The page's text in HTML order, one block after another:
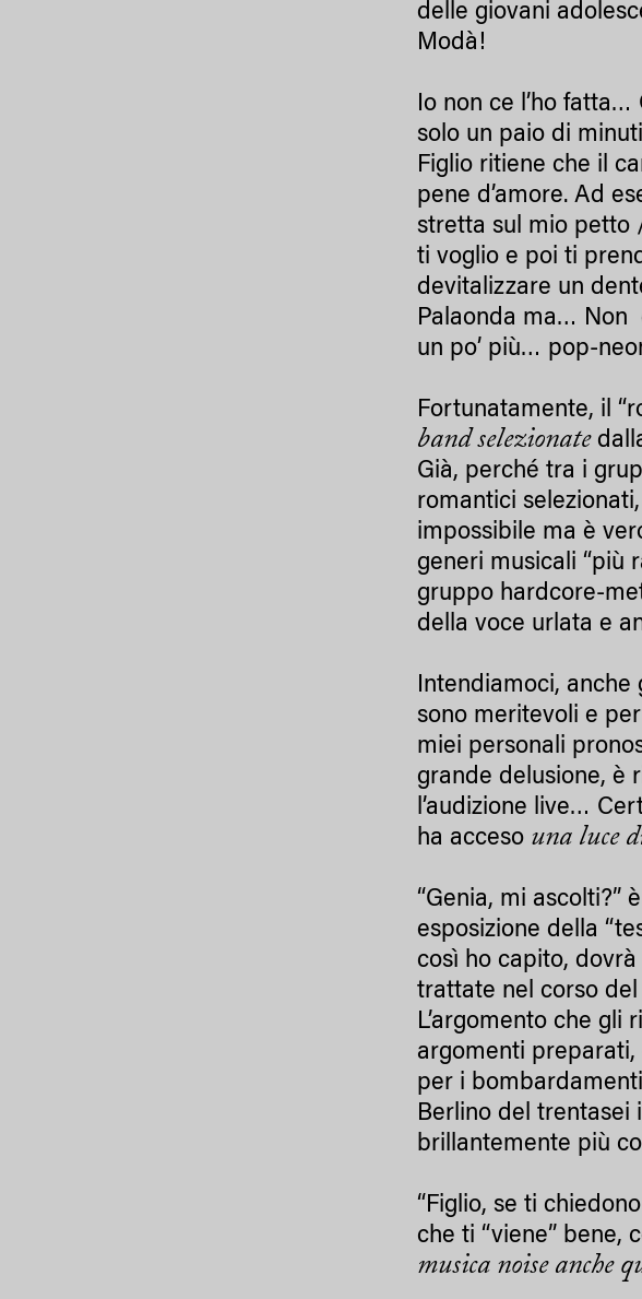
delle giovani
Modà!
Io non ce l’ho
solo un paio di
Figlio ritiene che il
pene d’amore. Ad
stretta sul mio petto
ti voglio e poi ti
devitalizzare un
Palaonda ma… Non
un po’ più… pop-
Fortunatamente, il
band selezionate
Già, perché tra i
romantici selezionati,
impossibile ma è
generi musicali “più
gruppo hardcore-
della voce urlata e
Intendiamoci, anche
sono meritevoli e
miei personali
grande delusione, è
l’audizione live…
ha acceso una luce
“Genia, mi ascolti?”
esposizione della
così ho capito,
trattate nel corso
L’argomento che gli
argomenti preparati,
per i
Berlino del trentasei
brillantemente più
“Figlio, se ti
che ti “viene” bene,
musica noise anche